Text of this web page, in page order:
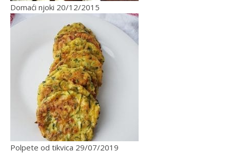
Domaći njoki 20/12/2015
Polpete od tikvica 29/07/2019